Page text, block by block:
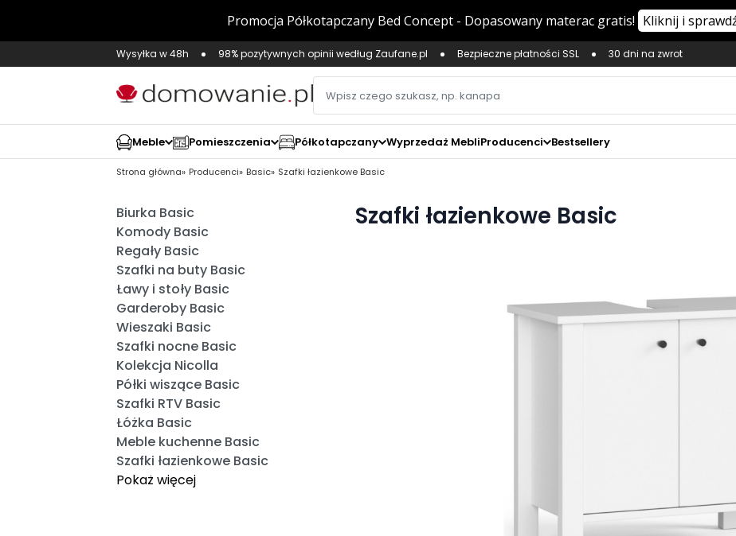
Wysyłka w 48h 98% pozytywnych opinii według Zaufane.pl Bezpieczne płatności SSL 30 dni na zwrot
Meble Pomieszczenia Półkotapczany Wyprzedaż MebliProducenci Bestsellery
Strona główna Producenci Basic Szafki łazienkowe Basic
Biurka Basic
Komody Basic
Regały Basic
Szafki na buty Basic
Ławy i stoły Basic
Garderoby Basic
Wieszaki Basic
Szafki nocne Basic
Kolekcja Nicolla
Półki wiszące Basic
Szafki RTV Basic
Łóżka Basic
Meble kuchenne Basic
Szafki łazienkowe Basic
Pokaż więcej
Szafki łazienkowe Basic